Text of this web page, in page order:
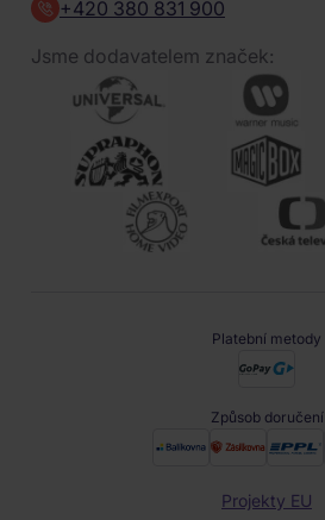
+420 380 831 900
Jsme dodavatelem značek:
Platební metody
Způsob doručení
Projekty EU